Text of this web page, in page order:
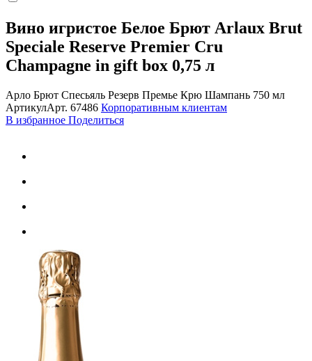
Вино игристое Белое Брют Arlaux Brut
Speciale Reserve Premier Cru
Champagne in gift box 0,75 л
Арло Брют Спесьяль Резерв Премье Крю Шампань 750 мл
АртикулАрт. 67486 Корпоративным клиентам
В избранное Поделиться